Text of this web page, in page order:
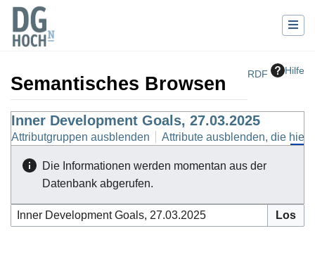
RDF Hilfe
Semantisches Browsen
Wechseln zu:Navigation,Suche
Inner Development Goals, 27.03.2025
Attributgruppen ausblenden Attribute ausblenden, die
Die Informationen werden momentan aus der
Datenbank abgerufen.